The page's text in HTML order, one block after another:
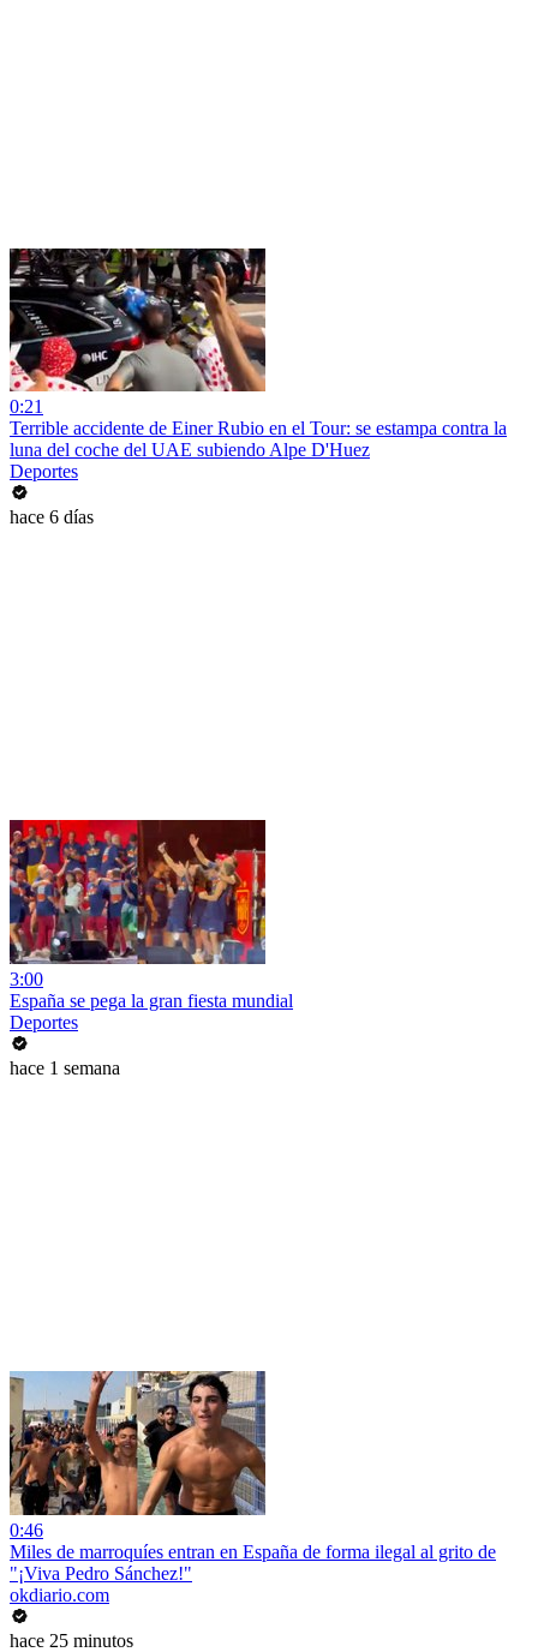
0:21
Terrible accidente de Einer Rubio en el Tour: se estampa contra la
luna del coche del UAE subiendo Alpe D'Huez
Deportes
hace 6 días
3:00
España se pega la gran fiesta mundial
Deportes
hace 1 semana
0:46
Miles de marroquíes entran en España de forma ilegal al grito de
"¡Viva Pedro Sánchez!"
okdiario.com
hace 25 minutos